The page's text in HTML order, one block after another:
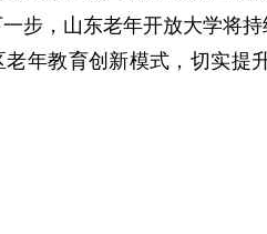
步，山东老年开放大学将
年教育创新模式，切实提